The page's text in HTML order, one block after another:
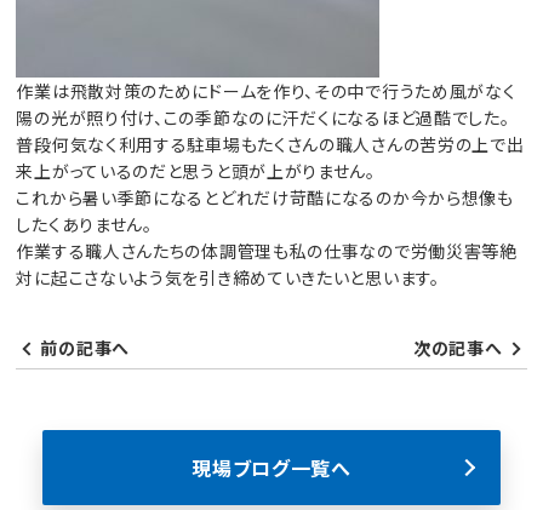
作業は飛散対策のためにドームを作り、その中で行うため風がなく
陽の光が照り付け、この季節なのに汗だくになるほど過酷でした。
普段何気なく利用する駐車場もたくさんの職人さんの苦労の上で出
来上がっているのだと思うと頭が上がりません。
これから暑い季節になるとどれだけ苛酷になるのか今から想像も
したくありません。
作業する職人さんたちの体調管理も私の仕事なので労働災害等絶
対に起こさないよう気を引き締めていきたいと思います。
前の記事へ 次の記事へ
現場ブログ一覧へ